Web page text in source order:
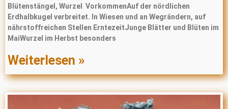
Blütenstängel, Wurzel VorkommenAuf der nördlichen
Erdhalbkugel verbreitet. In Wiesen und an Wegrändern, auf
nährstoffreichen Stellen ErntezeitJunge Blätter und Blüten im
MaiWurzel im Herbst besonders
Weiterlesen »